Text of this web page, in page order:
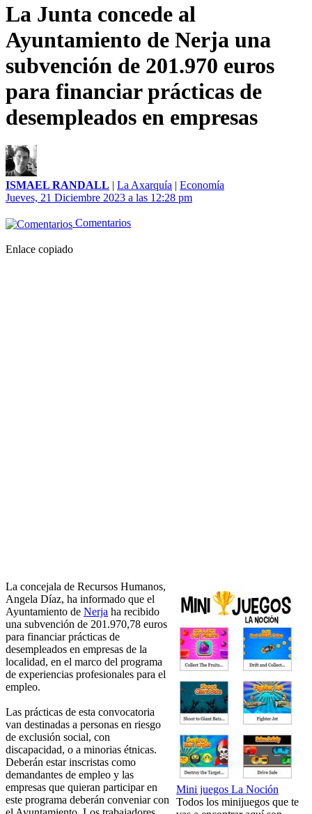
La Junta concede al
Ayuntamiento de Nerja una
subvención de 201.970 euros
para financiar prácticas de
desempleados en empresas
ISMAEL RANDALL | La Axarquía | Economía
Jueves, 21 Diciembre 2023 a las 12:28 pm
Comentarios
Enlace copiado
Mini juegos La Noción
Todos los minijuegos que te
La concejala de Recursos Humanos,
Angela Díaz, ha informado que el
Ayuntamiento de Nerja ha recibido
una subvención de 201.970,78 euros
para financiar prácticas de
desempleados en empresas de la
localidad, en el marco del programa
de experiencias profesionales para el
empleo.
Las prácticas de esta convocatoria
van destinadas a personas en riesgo
de exclusión social, con
discapacidad, o a minorias étnicas.
Deberán estar inscristas como
demandantes de empleo y las
empresas que quieran participar en
este programa deberán conveniar con